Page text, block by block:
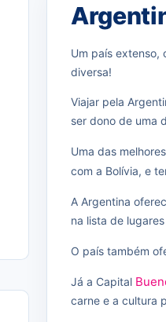
Um país extenso,
diversa!
Viajar pela
ser dono de uma
Uma das
com a Bolívia, e
A Argentina
na lista de
O país também
Já a Capital
carne e a cultura